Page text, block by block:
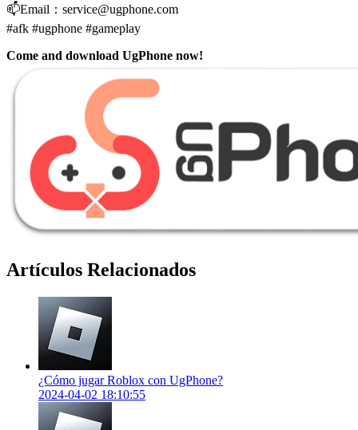
📫Email： service@ugphone.com
#afk #ugphone #gameplay
Come and download UgPhone now!
Artículos Relacionados
¿Cómo jugar Roblox con UgPhone?
2024-04-02 18:10:55